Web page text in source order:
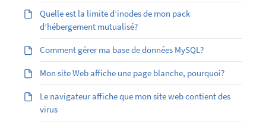
Quelle est la limite d’inodes de mon pack
d’hébergement mutualisé?
Comment gérer ma base de données MySQL?
Mon site Web affiche une page blanche, pourquoi?
Le navigateur affiche que mon site web contient des
virus